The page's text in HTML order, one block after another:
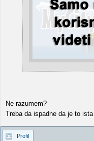
Ne razumem?
Treba da ispadne da je to
Profil